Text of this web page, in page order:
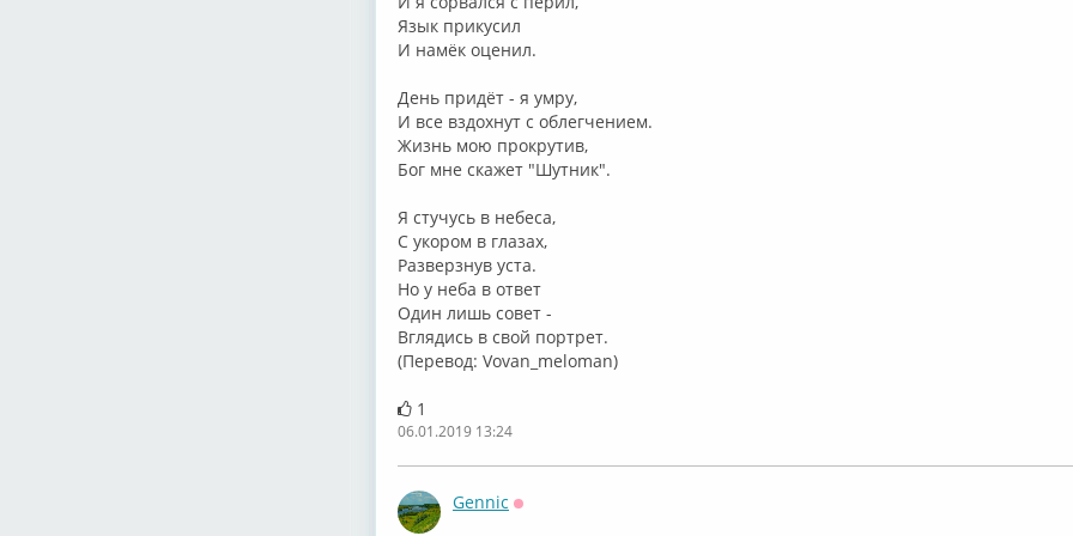
Язык прикусил
И намёк оценил.
День придёт - я умру,
И все вздохнут с облегчением.
Жизнь мою прокрутив,
Бог мне скажет "Шутник".
Я стучусь в небеса,
С укором в глазах,
Разверзнув уста.
Но у неба в ответ
Один лишь совет -
Вглядись в свой портрет.
(Перевод: Vovan_meloman)
1
06.01.2019 13:24
Gennic